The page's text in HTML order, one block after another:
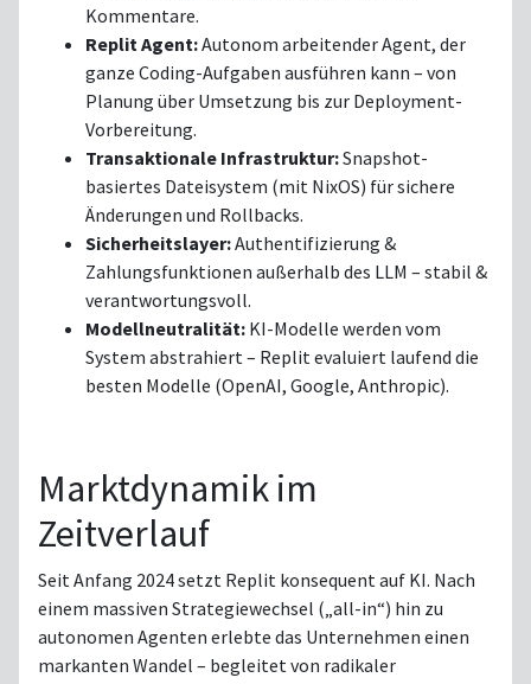
Kommentare.
Replit Agent:Autonom arbeitender Agent, der
ganze Coding-Aufgaben ausführen kann – von
Planung über Umsetzung bis zur Deployment-
Vorbereitung.
Transaktionale Infrastruktur:Snapshot-
basiertes Dateisystem (mit NixOS) für sichere
Änderungen und Rollbacks.
Sicherheitslayer:Authentifizierung &
Zahlungsfunktionen außerhalb des LLM – stabil &
verantwortungsvoll.
Modellneutralität: KI-Modelle werden vom
System abstrahiert – Replit evaluiert laufend die
besten Modelle (OpenAI, Google, Anthropic).
Marktdynamik im
Zeitverlauf
Seit Anfang 2024 setzt Replit konsequent auf KI. Nach
einem massiven Strategiewechsel („all-in“) hin zu
autonomen Agenten erlebte das Unternehmen einen
markanten Wandel – begleitet von radikaler